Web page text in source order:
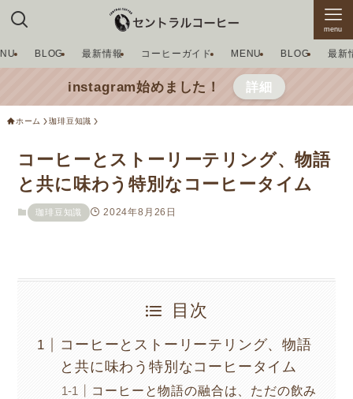
menu
BLOG 最新情報 コーヒーガイド MENU BLOG 最新
instagram始めました！ 詳細
ホーム 珈琲豆知識
コーヒーとストーリーテリング、物語
と共に味わう特別なコーヒータイム
珈琲豆知識 2024年8月26日
目次
コーヒーとストーリーテリング、物語
と共に味わう特別なコーヒータイム
コーヒーと物語の融合は、ただの飲み